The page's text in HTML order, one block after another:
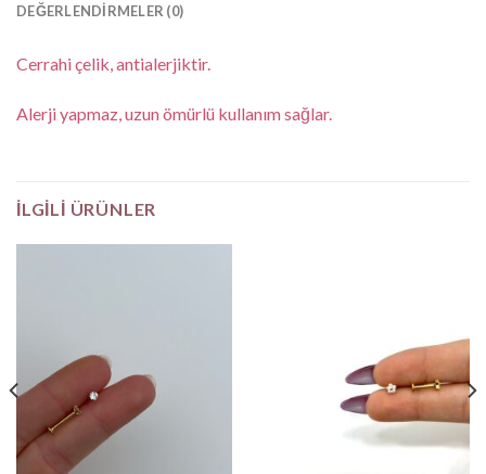
DEĞERLENDIRMELER (0)
Cerrahi çelik, antialerjiktir.
Alerji yapmaz, uzun ömürlü kullanım sağlar.
İLGILI ÜRÜNLER